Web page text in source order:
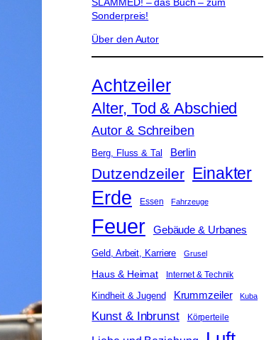
Sonderpreis!
Über den Autor
Achtzeiler
Alter, Tod & Abschied
Autor & Schreiben
Berg, Fluss & Tal Berlin
Dutzendzeiler Einakter
Erde Essen Fahrzeuge
Feuer Gebäude & Urbanes
Geld, Arbeit, Karriere Grusel
Haus & Heimat Internet & Technik
Kindheit & Jugend Krummzeiler Kuba
Kunst & Inbrunst Körperteile